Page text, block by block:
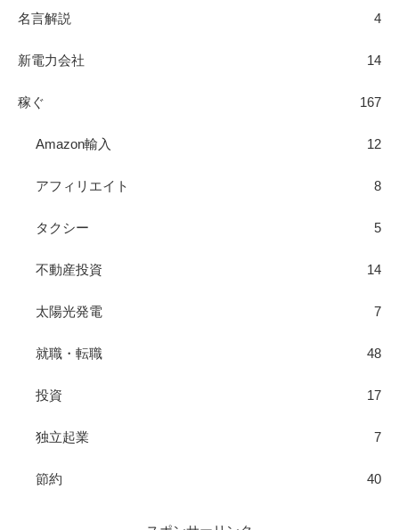
名言解説 4
新電力会社 14
稼ぐ 167
Amazon輸入 12
アフィリエイト 8
タクシー 5
不動産投資 14
太陽光発電 7
就職・転職 48
投資 17
独立起業 7
節約 40